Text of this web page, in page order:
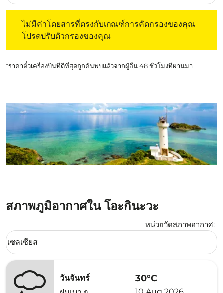
ไม่มีค่าโดยสารที่ตรงกับเกณฑ์การคัดกรองของคุณ
โปรดปรับตัวกรองของคุณ
*ราคาตั๋วเครื่องบินที่ดีที่สุดถูกค้นพบแล้วจากผู้อื่น 48 ชั่วโมงที่ผ่านมา
สภาพภูมิอากาศใน โอะกินะวะ
หน่วยวัดสภาพอากาศ:
Weather unit option เซลเซียส Selected
เซลเซียส
keyboard_arrow_down
วันจันทร์
30°C
10 Aug 2026